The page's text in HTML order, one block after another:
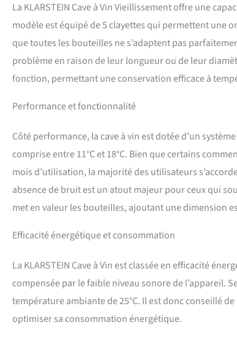
La KLARSTEIN Cave à Vin Vieillissement offre une
modèle est équipé de 5 clayettes qui permettent une
que toutes les bouteilles ne s’adaptent pas
problème en raison de leur longueur ou de leur
fonction, permettant une conservation efficace à
Performance et fonctionnalité
Côté performance, la cave à vin est dotée d’un
comprise entre 11°C et 18°C. Bien que certains
mois d’utilisation, la majorité des utilisateurs
absence de bruit est un atout majeur pour ceux qui
met en valeur les bouteilles, ajoutant une dimension
Efficacité énergétique et consommation
La KLARSTEIN Cave à Vin est classée en efficacité
compensée par le faible niveau sonore de l’appareil.
température ambiante de 25°C. Il est donc conseillé
optimiser sa consommation énergétique.